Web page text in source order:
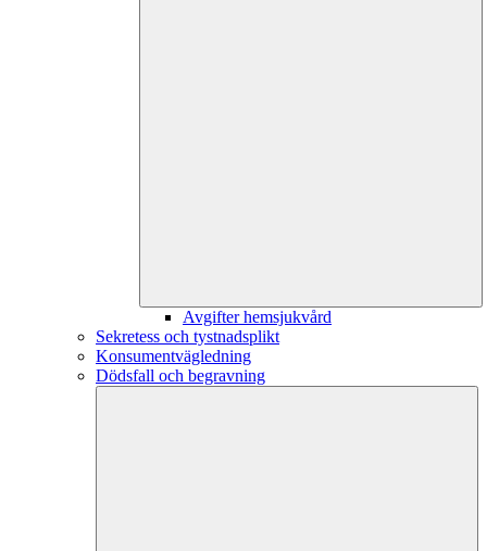
Avgifter hemsjukvård
Sekretess och tystnadsplikt
Konsumentvägledning
Dödsfall och begravning